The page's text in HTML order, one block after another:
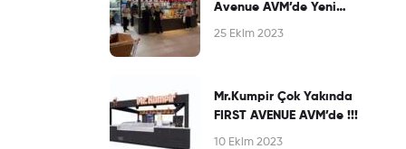
Avenue AVM’de Yeni
Şubesiyle Lezzet Şölenine
25 Ekim 2023
Mr.Kumpir Çok Yakında
FIRST AVENUE AVM’de !!!
10 Ekim 2023